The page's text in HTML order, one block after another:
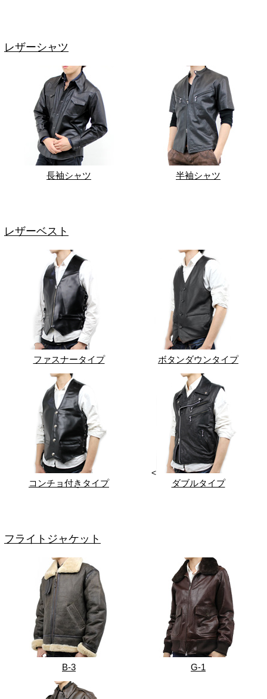
レザーシャツ
長袖シャツ 半袖シャツ
レザーベスト
ファスナータイプ ボタンダウンタイプ
コンチョ付きタイプ
<
ダブルタイプ
フライトジャケット
B-3 G-1